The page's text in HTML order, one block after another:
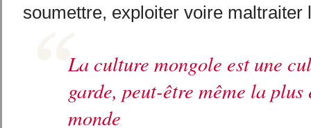
soumettre, exploiter voire maltraiter
La culture mongole est une
garde, peut-être même la plus
monde